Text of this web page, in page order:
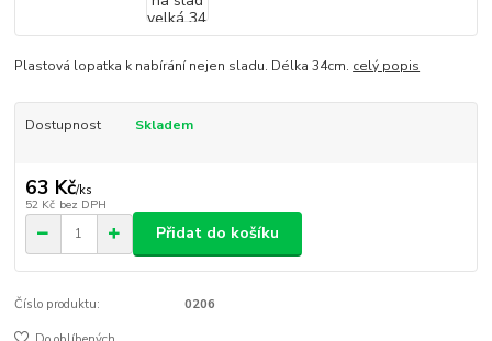
Plastová lopatka k nabírání nejen sladu. Délka 34cm. celý popis
Dostupnost Skladem
63 Kč/ks
52 Kč bez DPH
Přidat do košíku
Číslo produktu: 0206